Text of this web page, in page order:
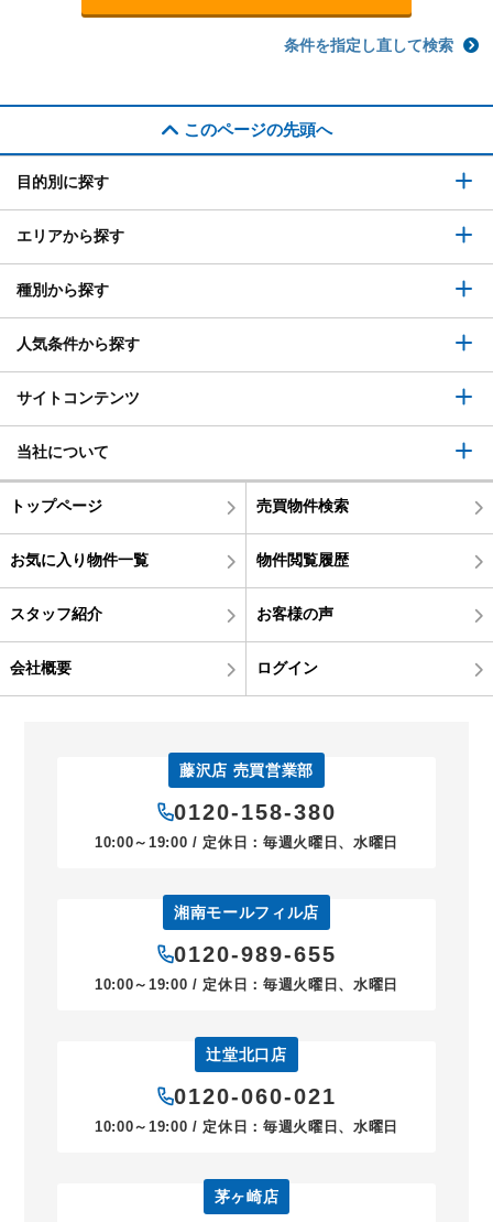
条件を指定し直して検索
このページの先頭へ
目的別に探す
エリアから探す
種別から探す
人気条件から探す
サイトコンテンツ
当社について
トップページ 売買物件検索
お気に入り物件一覧 物件閲覧履歴
スタッフ紹介 お客様の声
会社概要 ログイン
藤沢店 売買営業部
0120-158-380
10:00～19:00 / 定休日：毎週火曜日、水曜日
湘南モールフィル店
0120-989-655
10:00～19:00 / 定休日：毎週火曜日、水曜日
辻堂北口店
0120-060-021
10:00～19:00 / 定休日：毎週火曜日、水曜日
茅ヶ崎店